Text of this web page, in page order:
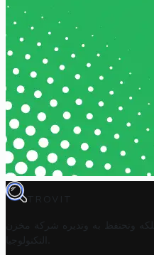
TROVIT
وتحتفظ به وتديره
شركة مخزن
التكنولوجيا